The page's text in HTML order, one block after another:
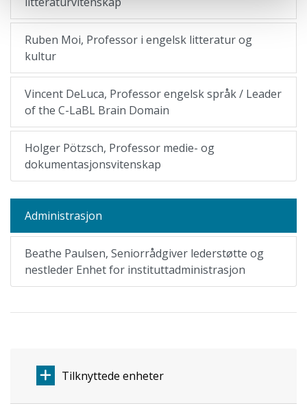
Ruben Moi, Professor i engelsk litteratur og
kultur
Vincent DeLuca, Professor engelsk språk / Leader
of the C-LaBL Brain Domain
Holger Pötzsch, Professor medie- og
dokumentasjonsvitenskap
Administrasjon
Beathe Paulsen, Seniorrådgiver lederstøtte og
nestleder Enhet for instituttadministrasjon
Tilknyttede enheter